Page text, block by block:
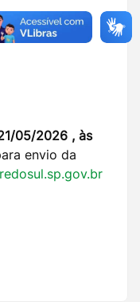
05/2026 , às
envio da